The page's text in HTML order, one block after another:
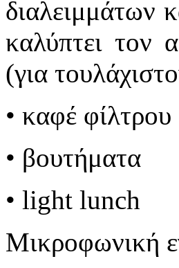
διαλειμμάτων
καλύπτει τον
(για
• καφέ φίλτρου
• βουτήματα
• light lunch
Μικροφωνική